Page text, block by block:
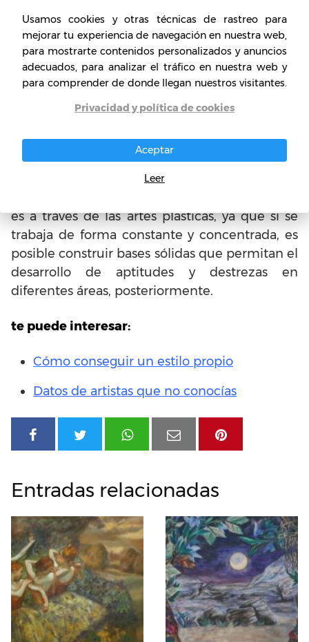
crítico al pensamiento. Una ventaja de
esto, es no empezar a creer en lo que
aparentemente se ve
Manualidades:Esto se enfoca en las
creaciones manuales de cualquier tipo,
fabricar.
Muchas personas creen en que es posible
es a través de las artes plásticas, ya que si se
trabaja de forma constante y concentrada, es
posible construir bases sólidas que permitan el
desarrollo de aptitudes y destrezas en
diferentes áreas, posteriormente.
te puede interesar:
Cómo conseguir un estilo propio
Datos de artistas que no conocías
Entradas relacionadas
Usamos cookies y otras técnicas de rastreo para
mejorar tu experiencia de navegación en nuestra web,
para mostrarte contenidos personalizados y anuncios
adecuados, para analizar el tráfico en nuestra web y
para comprender de donde llegan nuestros visitantes.
Privacidad y política de cookies
Aceptar
Leer